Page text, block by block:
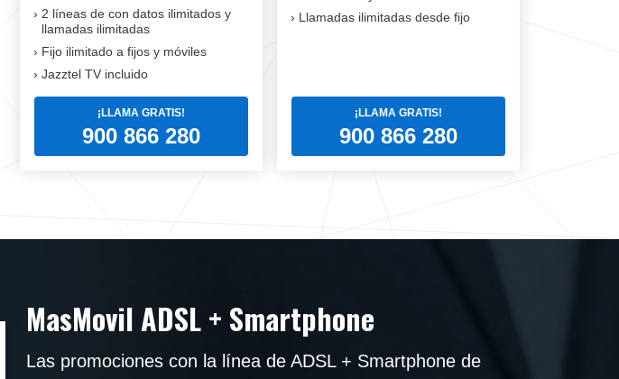
2 líneas de con datos ilimitados y
llamadas ilimitadas
Fijo ilimitado a fijos y móviles
Jazztel TV incluido
¡LLAMA GRATIS!
900 866 280
Llamadas ilimitadas desde fijo
¡LLAMA GRATIS!
900 866 280
MasMovil ADSL + Smartphone
Las promociones con la línea de ADSL + Smartphone de